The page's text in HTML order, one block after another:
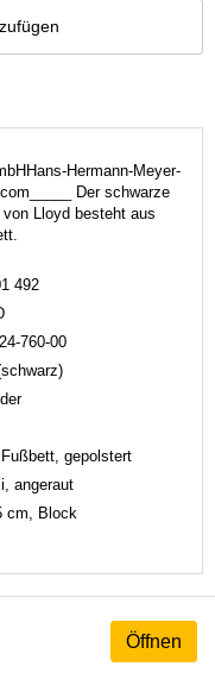
Hermann-Meyer-
Der schwarze
Lloyd besteht aus
492
760-00
Fußbett, gepolstert
angeraut
cm, Block
Öffnen